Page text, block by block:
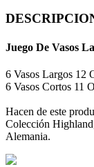
Juego De Vasos
6 Vasos Largos 12
6 Vasos Cortos 11
Hacen de este
Colección
Alemania.